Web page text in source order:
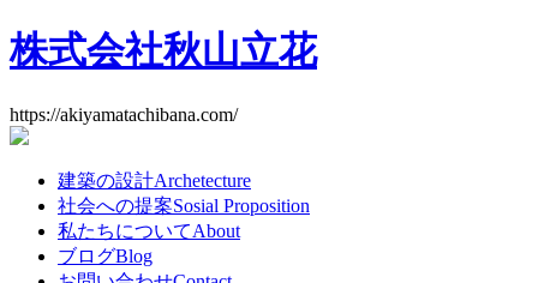
株式会社秋山立花
https://akiyamatachibana.com/
建築の設計Archetecture
社会への提案Sosial Proposition
私たちについてAbout
ブログBlog